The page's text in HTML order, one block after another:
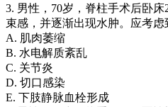
3. 男性，70岁，脊柱手术后卧
束感，并逐渐出现水肿。应考
A. 肌肉萎缩
B. 水电解质紊乱
C. 关节炎
D. 切口感染
E. 下肢静脉血栓形成